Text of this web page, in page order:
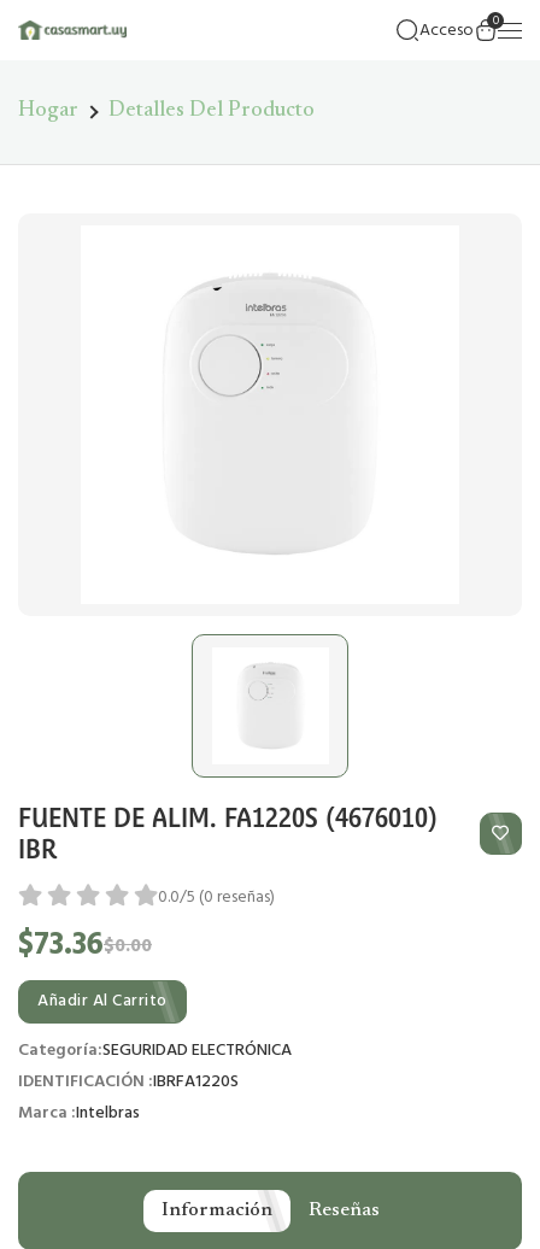
Acceso 0
Hogar Detalles Del Producto
FUENTE DE ALIM. FA1220S (4676010)
IBR
0.0/5 (0 reseñas)
$73.36$0.00
Añadir Al Carrito
Categoría:SEGURIDAD ELECTRÓNICA
IDENTIFICACIÓN :IBRFA1220S
Marca :Intelbras
Información Reseñas